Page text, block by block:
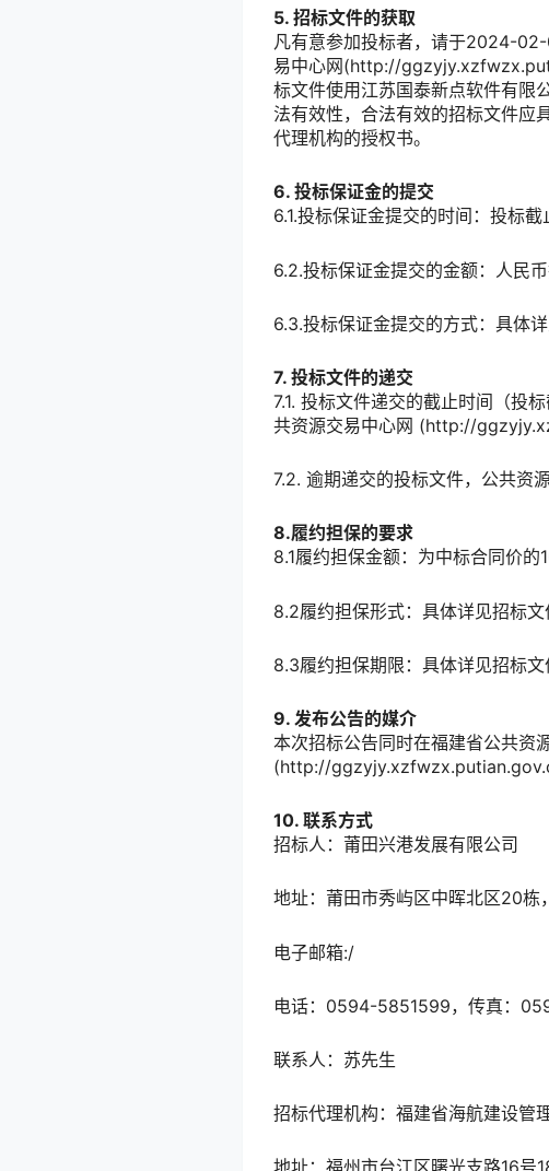
5. 招标文件的获取
凡有意参加投标者，请于2024-
易中心网(http://
标文件使用江苏国泰新点软件有限
法有效性，合法有效的招标文件应
代理机构的授权书。
6. 投标保证金的提交
6.1.投标保证金提交的时间：投标截
6.2.投标保证金提交的金额：人民
6.3.投标保证金提交的方式：具体详
7. 投标文件的递交
7.1. 投标文件递交的截止时间（投
共资源交易中心网 (http://
7.2. 逾期递交的投标文件，公共资
8.履约担保的要求
8.1履约担保金额：为中标合同价的
8.2履约担保形式：具体详见招标
8.3履约担保期限：具体详见招标
9. 发布公告的媒介
本次招标公告同时在福建省公共
(http://
10. 联系方式
招标人：莆田兴港发展有限公司
地址：莆田市秀屿区中晖北区20栋
电子邮箱:/
电话：0594-5851599，传真：
联系人：苏先生
招标代理机构：福建省海航建设管